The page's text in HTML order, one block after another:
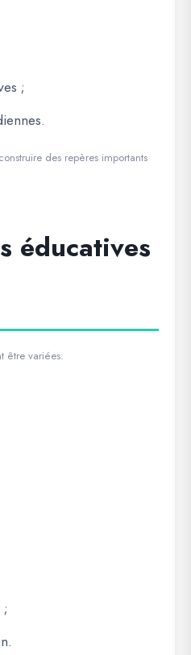
;
des repères importants
éducatives
être variées.